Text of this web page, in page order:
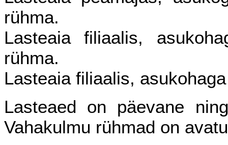
rühma.
Lasteaia filiaalis,
rühma.
Lasteaia filiaalis,
Lasteaed on päevane
Vahakulmu rühmad on